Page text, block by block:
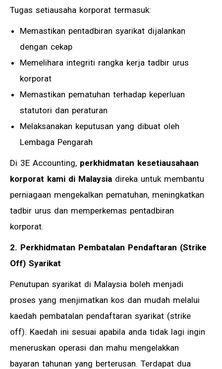
Tugas setiausaha korporat termasuk:
Memastikan pentadbiran syarikat dijalankan
dengan cekap
Memelihara integriti rangka kerja tadbir urus
korporat
Memastikan pematuhan terhadap keperluan
statutori dan peraturan
Melaksanakan keputusan yang dibuat oleh
Lembaga Pengarah
Di 3E Accounting, perkhidmatan kesetiausahaan
korporat kami di Malaysia direka untuk membantu
perniagaan mengekalkan pematuhan, meningkatkan
tadbir urus dan memperkemas pentadbiran
korporat.
2. Perkhidmatan Pembatalan Pendaftaran (Strike
Off) Syarikat
Penutupan syarikat di Malaysia boleh menjadi
proses yang menjimatkan kos dan mudah melalui
kaedah pembatalan pendaftaran syarikat (strike
off). Kaedah ini sesuai apabila anda tidak lagi ingin
meneruskan operasi dan mahu mengelakkan
bayaran tahunan yang berterusan. Terdapat dua